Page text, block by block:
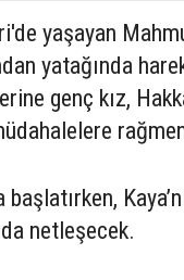
yaşayan
yatağında
genç kız,
netleşecek.